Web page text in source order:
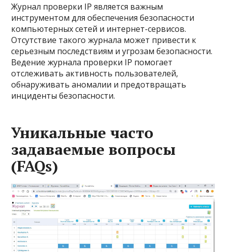
Журнал проверки IP является важным
инструментом для обеспечения безопасности
компьютерных сетей и интернет-сервисов.
Отсутствие такого журнала может привести к
серьезным последствиям и угрозам безопасности.
Ведение журнала проверки IP помогает
отслеживать активность пользователей,
обнаруживать аномалии и предотвращать
инциденты безопасности.
Уникальные часто
задаваемые вопросы
(FAQs)